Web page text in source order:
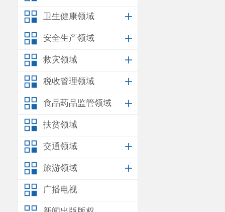
卫生健康领域
安全生产领域
救灾领域
税收管理领域
食品药品监管领域
扶贫领域
交通领域
旅游领域
广播电视